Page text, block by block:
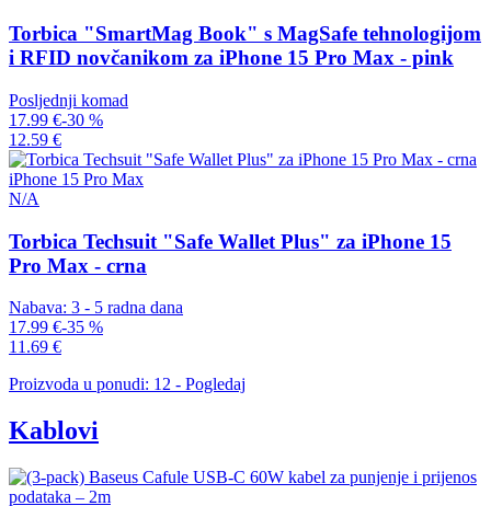
Torbica "SmartMag Book" s MagSafe tehnologijom
i RFID novčanikom za iPhone 15 Pro Max - pink
Posljednji komad
17.99 €-30 %
12.59 €
iPhone 15 Pro Max
N/A
Torbica Techsuit "Safe Wallet Plus" za iPhone 15
Pro Max - crna
Nabava: 3 - 5 radna dana
17.99 €-35 %
11.69 €
Proizvoda u ponudi: 12 - Pogledaj
Kablovi